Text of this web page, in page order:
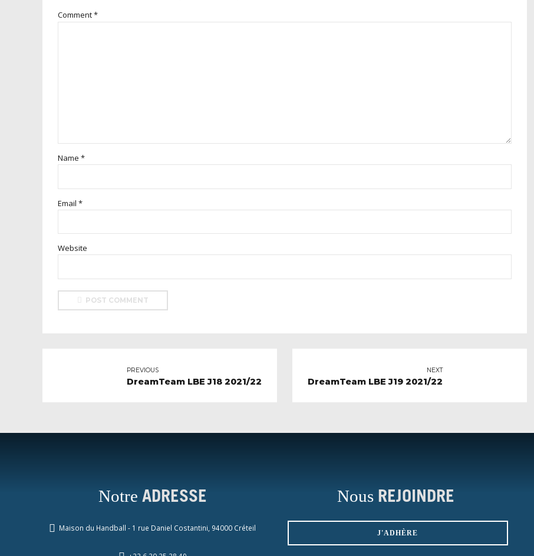
Comment*
Name *
Email *
Website
POST COMMENT
PREVIOUS
DreamTeam LBE J18 2021/22
NEXT
DreamTeam LBE J19 2021/22
Notre ADRESSE
Maison du Handball - 1 rue Daniel Costantini, 94000 Créteil
Nous REJOINDRE
J'ADHÈRE